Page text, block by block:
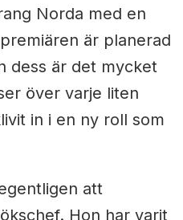
Norda med en
är planerad
dess är det mycket
över varje liten
in i en ny roll som
att
Hon har varit